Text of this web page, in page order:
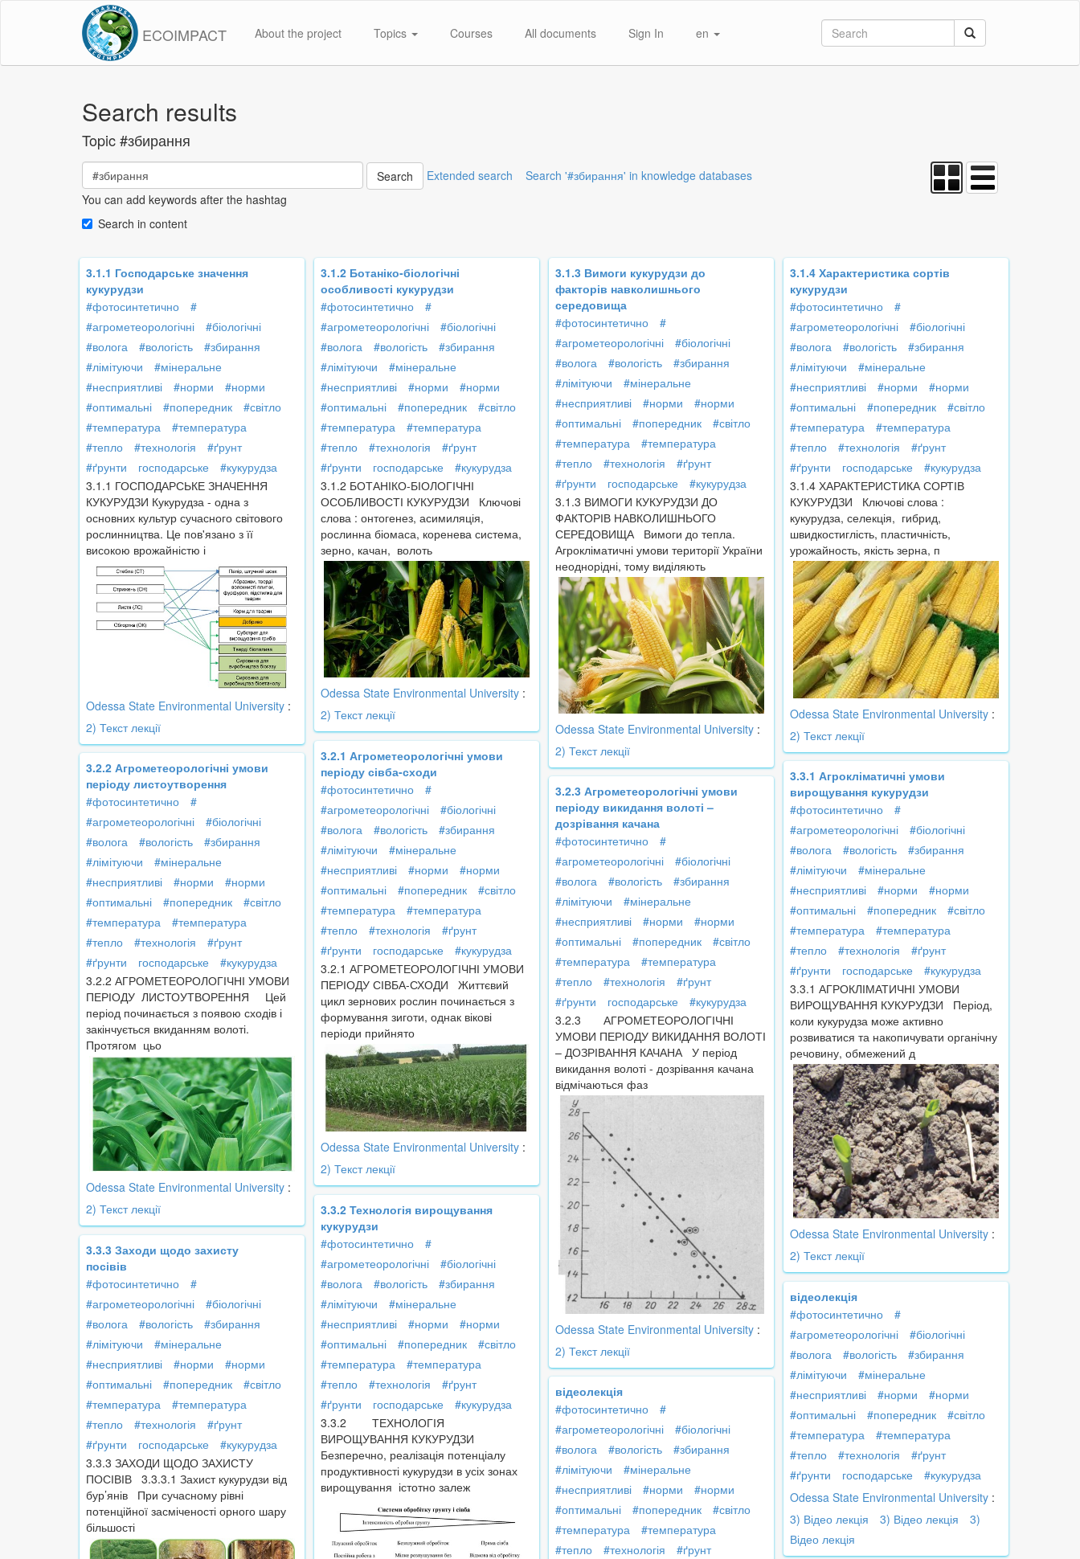
ECOIMPACT About the project Topics Courses All documents Sign In en
Search results
Topic#збирання
Search Extended search
Search '#збирання' in knowledge databases
You can add keywords after the hashtag
Search in content
3.1.1 Господарське значення
кукурудзи
#фотосинтетично
#
#агрометеорологічні
#біологічні
#волога
#вологість
#збирання
#лімітуючи
#мінеральне
#несприятливі
#норми
#норми
#оптимальні
#попередник
#світло
#температура
#температура
#тепло
#технологія
#ґрунт
#ґрунти
господарське
#кукурудза
3.1.1 ГОСПОДАРСЬКЕ ЗНАЧЕННЯ
КУКУРУДЗИ Кукурудза - одна з
основних культур сучасного світового
рослинництва. Це пов'язано з її
високою врожайністю і
Odessa State Environmental University :
2) Текст лекції
3.1.2 Ботаніко-біологічні
особливості кукурудзи
#фотосинтетично
#
#агрометеорологічні
#біологічні
#волога
#вологість
#збирання
#лімітуючи
#мінеральне
#несприятливі
#норми
#норми
#оптимальні
#попередник
#світло
#температура
#температура
#тепло
#технологія
#ґрунт
#ґрунти
господарське
#кукурудза
3.1.2 БОТАНІКО-БІОЛОГІЧНІ
ОСОБЛИВОСТІ КУКУРУДЗИ Ключові
слова : онтогенез, асимиляція,
рослинна біомаса, коренева система,
зерно, качан, волоть
Odessa State Environmental University :
2) Текст лекції
3.1.3 Вимоги кукурудзи до
факторів навколишнього
середовища
#фотосинтетично
#
#агрометеорологічні
#біологічні
#волога
#вологість
#збирання
#лімітуючи
#мінеральне
#несприятливі
#норми
#норми
#оптимальні
#попередник
#світло
#температура
#температура
#тепло
#технологія
#ґрунт
#ґрунти
господарське
#кукурудза
3.1.3 ВИМОГИ КУКУРУДЗИ ДО
ФАКТОРІВ НАВКОЛИШНЬОГО
СЕРЕДОВИЩА Вимоги до тепла.
Агрокліматичні умови території України
неоднорідні, тому виділяють
Odessa State Environmental University :
2) Текст лекції
3.1.4 Характеристика сортів
кукурудзи
#фотосинтетично
#
#агрометеорологічні
#біологічні
#волога
#вологість
#збирання
#лімітуючи
#мінеральне
#несприятливі
#норми
#норми
#оптимальні
#попередник
#світло
#температура
#температура
#тепло
#технологія
#ґрунт
#ґрунти
господарське
#кукурудза
3.1.4 ХАРАКТЕРИСТИКА СОРТІВ
КУКУРУДЗИ Ключові слова :
кукурудза, селекція, гибрид,
швидкостиглість, пластичність,
урожайность, якість зерна, п
Odessa State Environmental University :
2) Текст лекції
3.2.1 Агрометеорологічні умови
періоду сівба-сходи
#фотосинтетично
#
#агрометеорологічні
#біологічні
#волога
#вологість
#збирання
#лімітуючи
#мінеральне
#несприятливі
#норми
#норми
#оптимальні
#попередник
#світло
#температура
#температура
#тепло
#технологія
#ґрунт
#ґрунти
господарське
#кукурудза
3.2.1 АГРОМЕТЕОРОЛОГІЧНІ УМОВИ
ПЕРІОДУ СІВБА-СХОДИ Життєвий
цикл зернових рослин починається з
формування зиготи, однак вікові
періоди прийнято
Odessa State Environmental University :
2) Текст лекції
3.2.2 Агрометеорологічні умови
періоду листоутворення
#фотосинтетично
#
#агрометеорологічні
#біологічні
#волога
#вологість
#збирання
#лімітуючи
#мінеральне
#несприятливі
#норми
#норми
#оптимальні
#попередник
#світло
#температура
#температура
#тепло
#технологія
#ґрунт
#ґрунти
господарське
#кукурудза
3.2.2 АГРОМЕТЕОРОЛОГІЧНІ УМОВИ
ПЕРІОДУ ЛИСТОУТВОРЕННЯ Цей
період починається з появою сходів і
закінчується вкиданням волоті.
Протягом цьо
Odessa State Environmental University :
2) Текст лекції
3.3.1 Агрокліматичні умови
вирощування кукурудзи
#фотосинтетично
#
#агрометеорологічні
#біологічні
#волога
#вологість
#збирання
#лімітуючи
#мінеральне
#несприятливі
#норми
#норми
#оптимальні
#попередник
#світло
#температура
#температура
#тепло
#технологія
#ґрунт
#ґрунти
господарське
#кукурудза
3.3.1 АГРОКЛІМАТИЧНІ УМОВИ
ВИРОЩУВАННЯ КУКУРУДЗИ Період,
коли кукурудза може активно
розвиватися та накопичувати органічну
речовину, обмежений д
Odessa State Environmental University :
2) Текст лекції
3.2.3 Агрометеорологічні умови
періоду викидання волоті –
дозрівання качана
#фотосинтетично
#
#агрометеорологічні
#біологічні
#волога
#вологість
#збирання
#лімітуючи
#мінеральне
#несприятливі
#норми
#норми
#оптимальні
#попередник
#світло
#температура
#температура
#тепло
#технологія
#ґрунт
#ґрунти
господарське
#кукурудза
3.2.3 АГРОМЕТЕОРОЛОГІЧНІ
УМОВИ ПЕРІОДУ ВИКИДАННЯ ВОЛОТІ
– ДОЗРІВАННЯ КАЧАНА У період
викидання волоті - дозрівання качана
відмічаються фаз
Odessa State Environmental University :
2) Текст лекції
3.3.2 Технологія вирощування
кукурудзи
#фотосинтетично
#
#агрометеорологічні
#біологічні
#волога
#вологість
#збирання
#лімітуючи
#мінеральне
#несприятливі
#норми
#норми
#оптимальні
#попередник
#світло
#температура
#температура
#тепло
#технологія
#ґрунт
#ґрунти
господарське
#кукурудза
3.3.2 ТЕХНОЛОГІЯ
ВИРОЩУВАННЯ КУКУРУДЗИ
Безперечно, реалізація потенціалу
продуктивності кукурудзи в усіх зонах
вирощування істотно залеж
3.3.3 Заходи щодо захисту
посівів
#фотосинтетично
#
#агрометеорологічні
#біологічні
#волога
#вологість
#збирання
#лімітуючи
#мінеральне
#несприятливі
#норми
#норми
#оптимальні
#попередник
#світло
#температура
#температура
#тепло
#технологія
#ґрунт
#ґрунти
господарське
#кукурудза
3.3.3 ЗАХОДИ ЩОДО ЗАХИСТУ
ПОСІВІВ 3.3.3.1 Захист кукурудзи від
бур’янів При сучасному рівні
потенційної засміченості орного шару
більшості
відеолекція
#фотосинтетично
#
#агрометеорологічні
#біологічні
#волога
#вологість
#збирання
#лімітуючи
#мінеральне
#несприятливі
#норми
#норми
#оптимальні
#попередник
#світло
#температура
#температура
#тепло
#технологія
#ґрунт
#ґрунти
господарське
#кукурудза
Odessa State Environmental University :
3) Відео лекція
3) Відео лекція
3)
Відео лекція
відеолекція
#фотосинтетично
#
#агрометеорологічні
#біологічні
#волога
#вологість
#збирання
#лімітуючи
#мінеральне
#несприятливі
#норми
#норми
#оптимальні
#попередник
#світло
#температура
#температура
#тепло
#технологія
#ґрунт